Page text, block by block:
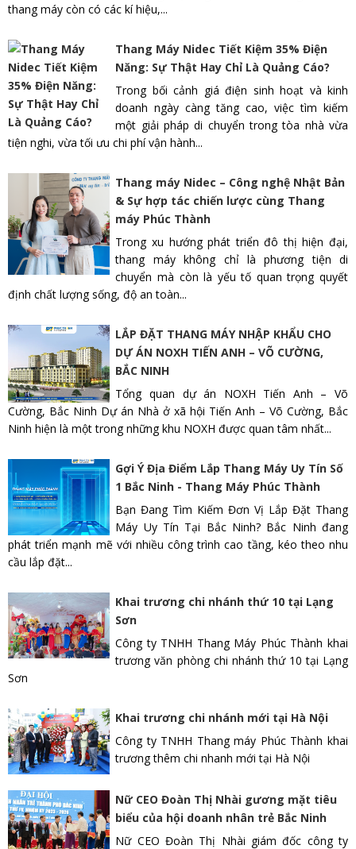
thang máy còn có các kí hiệu,...
Thang Máy Nidec Tiết Kiệm 35% Điện
Năng: Sự Thật Hay Chỉ Là Quảng Cáo?
Trong bối cảnh giá điện sinh hoạt và kinh
doanh ngày càng tăng cao, việc tìm kiếm
một giải pháp di chuyển trong tòa nhà vừa
tiện nghi, vừa tối ưu chi phí vận hành...
Thang máy Nidec – Công nghệ Nhật Bản
& Sự hợp tác chiến lược cùng Thang
máy Phúc Thành
Trong xu hướng phát triển đô thị hiện đại,
thang máy không chỉ là phương tiện di
chuyển mà còn là yếu tố quan trọng quyết
định chất lượng sống, độ an toàn...
LẮP ĐẶT THANG MÁY NHẬP KHẨU CHO
DỰ ÁN NOXH TIẾN ANH – VÕ CƯỜNG,
BẮC NINH
Tổng quan dự án NOXH Tiến Anh – Võ
Cường, Bắc Ninh Dự án Nhà ở xã hội Tiến Anh – Võ Cường, Bắc
Ninh hiện là một trong những khu NOXH được quan tâm nhất...
Gợi Ý Địa Điểm Lắp Thang Máy Uy Tín Số
1 Bắc Ninh - Thang Máy Phúc Thành
Bạn Đang Tìm Kiếm Đơn Vị Lắp Đặt Thang
Máy Uy Tín Tại Bắc Ninh? Bắc Ninh đang
phát triển mạnh mẽ với nhiều công trình cao tầng, kéo theo nhu
cầu lắp đặt...
Khai trương chi nhánh thứ 10 tại Lạng
Sơn
Công ty TNHH Thang Máy Phúc Thành khai
trương văn phòng chi nhánh thứ 10 tại Lạng
Sơn
Khai trương chi nhánh mới tại Hà Nội
Công ty TNHH Thang máy Phúc Thành khai
trương thêm chi nhanh mới tại Hà Nội
Nữ CEO Đoàn Thị Nhài gương mặt tiêu
biểu của hội doanh nhân trẻ Bắc Ninh
Nữ CEO Đoàn Thị Nhài giám đốc công ty